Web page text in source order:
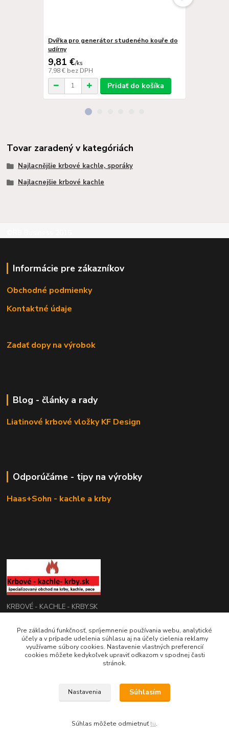
Dvířka pro generátor studeného kouře do
udírny
9,81 €/ks
7,98 € bez DPH
Pridať do košíka
Tovar zaradený v kategóriách
Najlacnějšie krbové kachle, sporáky
Najlacnejšie krbové kachle
Informácie pre zákazníkov
Obchodné podmienky
Kontaktné údaje
Zadať dopy na výrobok
Blog - články a rady
Liatinové krbové vložky KF Design
Odporúčáme - tipy na výrobky
Haas+Sohn - kachle a krby
KRBOVÉ - KACHLE - KRBY.SK
0949 476 255
08:00 - 17.00
2022 RB Business Slovakia, s. r. o.
Pre základnú funkčnosť, spríjemnenie používania webu, analytické
účely a v prípade udelenia súhlasu aj na účely cielenia reklamy
využívame súbory cookies. Nastavenie vlastných preferencií
cookies môžete kedykoľvek upraviť odkazom v spodnej časti
stránok.
Nastavenia Súhlasím
Súhlas môžete odmietnuťtu.